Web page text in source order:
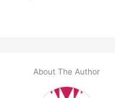
About The Author